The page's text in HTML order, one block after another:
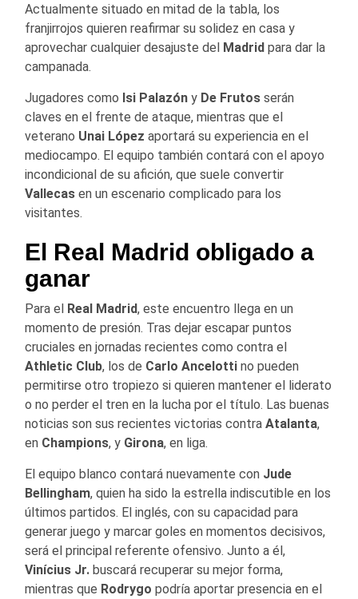
Actualmente situado en mitad de la tabla, los
franjirrojos quieren reafirmar su solidez en casa y
aprovechar cualquier desajuste del Madrid para dar la
campanada.
Jugadores como Isi Palazón y De Frutos serán
claves en el frente de ataque, mientras que el
veterano Unai López aportará su experiencia en el
mediocampo. El equipo también contará con el apoyo
incondicional de su afición, que suele convertir
Vallecas en un escenario complicado para los
visitantes.
El Real Madrid obligado a
ganar
Para el Real Madrid, este encuentro llega en un
momento de presión. Tras dejar escapar puntos
cruciales en jornadas recientes como contra el
Athletic Club, los de Carlo Ancelotti no pueden
permitirse otro tropiezo si quieren mantener el liderato
o no perder el tren en la lucha por el título. Las buenas
noticias son sus recientes victorias contra Atalanta,
en Champions, y Girona, en liga.
El equipo blanco contará nuevamente con Jude
Bellingham, quien ha sido la estrella indiscutible en los
últimos partidos. El inglés, con su capacidad para
generar juego y marcar goles en momentos decisivos,
será el principal referente ofensivo. Junto a él,
Vinícius Jr. buscará recuperar su mejor forma,
mientras que Rodrygo podría aportar presencia en el